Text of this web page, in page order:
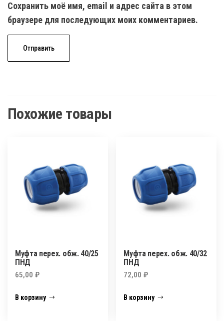
Сохранить моё имя, email и адрес сайта в этом
браузере для последующих моих комментариев.
Похожие товары
Муфта перех. обж. 40/25
ПНД
65,00 ₽
В корзину
Муфта перех. обж. 40/32
ПНД
72,00₽
В корзину